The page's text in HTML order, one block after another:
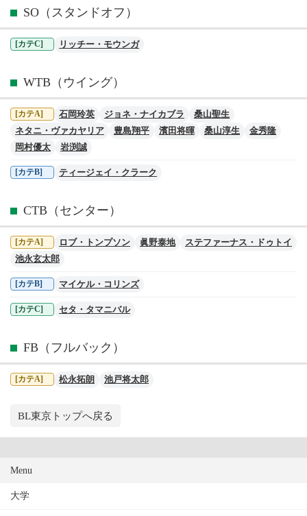
SO（スタンドオフ）
[カテC] リッチー・モウンガ
WTB（ウイング）
[カテA] 石岡玲英 ジョネ・ナイカブラ
桑山聖生
ネタニ・ヴァカヤリア
豊島翔平 濱田将暉 桑山淳生
金秀隆
岡村優太
岩渕誠
[カテB] ティージェイ・クラーク
CTB（センター）
[カテA] ロブ・トンプソン 眞野泰地
ステファーナス・ドゥトイ
池永玄太郎
[カテB] マイケル・コリンズ
[カテC] セタ・タマニバル
FB（フルバック）
[カテA] 松永拓朗 池戸将太郎
BL東京トップへ戻る
Menu
大学